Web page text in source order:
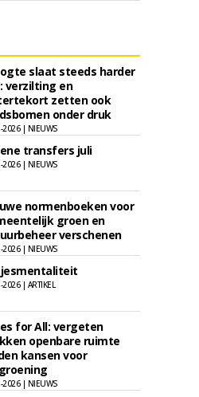
slaat steeds harder
verzilting en
zetten ook
onder druk
2026 | NIEUWS
transfers juli
2026 | NIEUWS
normenboeken voor
groen en
verschenen
2026 | NIEUWS
2026 | ARTIKEL
for All: vergeten
openbare ruimte
kansen voor
2026 | NIEUWS